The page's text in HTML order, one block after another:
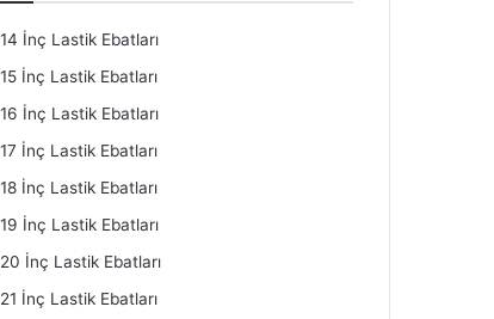
14 İnç Lastik Ebatları
15 İnç Lastik Ebatları
16 İnç Lastik Ebatları
17 İnç Lastik Ebatları
18 İnç Lastik Ebatları
19 İnç Lastik Ebatları
20 İnç Lastik Ebatları
21 İnç Lastik Ebatları